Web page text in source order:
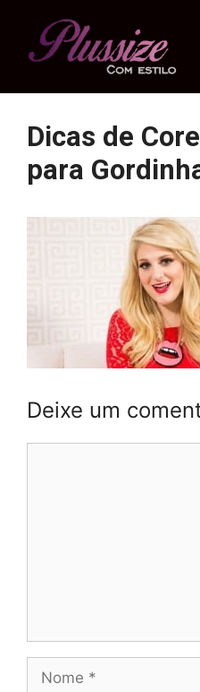
Dicas de
para
Deixe um